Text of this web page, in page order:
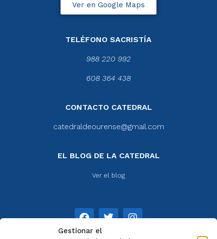
Gestionar el
Ver en Google Maps
TELÉFONO SACRISTÍA
988 220 992
608 364 438
CONTACTO CATEDRAL
catedraldeourense@gmail.com
EL BLOG DE LA CATEDRAL
Ver el blog